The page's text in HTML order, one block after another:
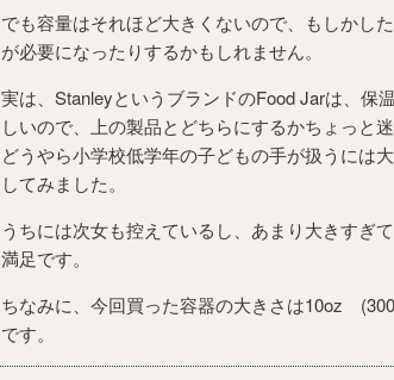
でも容量はそれほど大きくないので、もしかし
が必要になったりするかもしれません。
実は、StanleyというブランドのFood Jarは、保
しいので、上の製品とどちらにするかちょっと
どうやら小学校低学年の子どもの手が扱うには
してみました。
うちには次女も控えているし、あまり大きすぎ
満足です。
ちなみに、今回買った容器の大きさは10oz
です。